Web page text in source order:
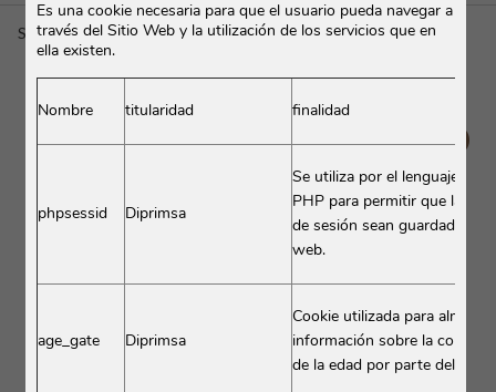
Sito Moresco/GAJA NV SITO MORESCO
GAJA NV SITO MORESCO
Es una cookie necesaria para que el usuario pueda navegar a
través del Sitio Web y la utilización de los servicios que en
ella existen.
Nombre titularidad finalidad
phpsessid Diprimsa
Se utiliza por el lenguaje
PHP para permitir que las
de sesión sean guardadas
web.
age_gate Diprimsa
Cookie utilizada para
información sobre la
de la edad por parte del